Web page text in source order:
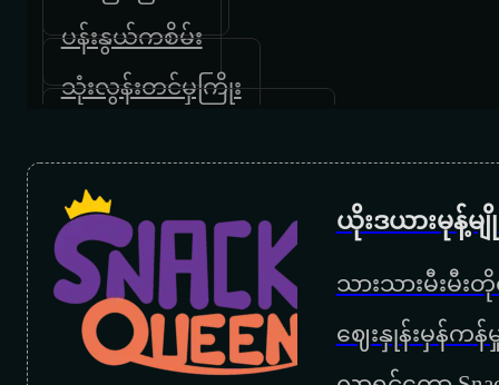
ပန်းနွယ်ကစိမ်း
သုံးလွန်းတင်မှကြိုး
လောကဓမ္မတာ
လေးဆယ်ကျော်အချစ်
မြသီတာအကြိုထောက်ပေမယ့်
ချစ်သည်းဘယ်ခါရှိပါ့မလဲ
ယိုးဒယားမုန့်
သားသားမီးမီး
ဈေးနှုန်းမှန်က